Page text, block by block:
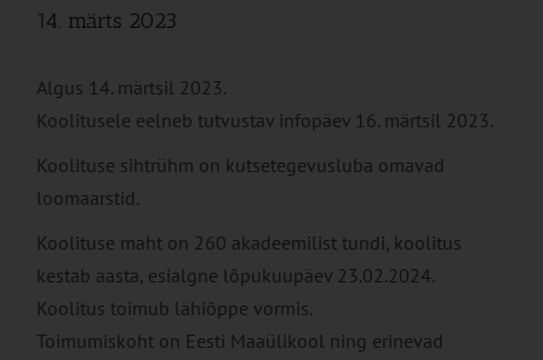
14. märts 2023
Algus 14. märtsil 2023.
Koolitusele eelneb tutvustav infopäev 16. märtsil 2023.
Koolituse sihtrühm on kutsetegevusluba omavad
loomaarstid.
Koolituse maht on 260 akadeemilist tundi, koolitus
kestab aasta, esialgne lõpukuupäev 23.02.2024.
Koolitus toimub lähiõppe vormis.
Toimumiskoht on Eesti Maaülikool ning erinevad